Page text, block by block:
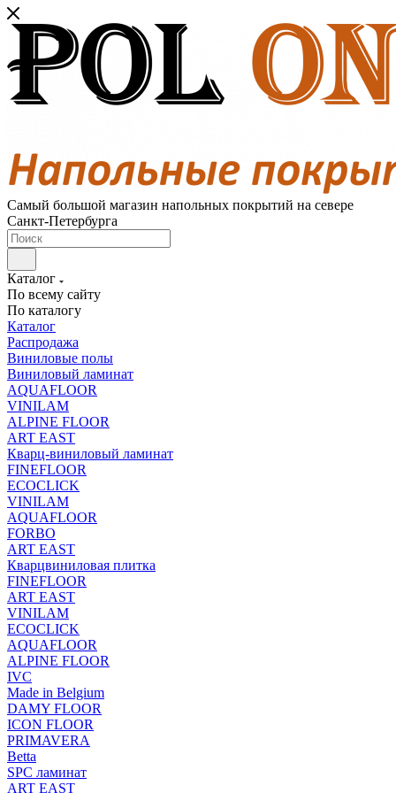
Самый большой магазин напольных покрытий на севере
Санкт-Петербурга
Каталог
По всему сайту
По каталогу
Каталог
Распродажа
Виниловые полы
Виниловый ламинат
AQUAFLOOR
VINILAM
ALPINE FLOOR
ART EAST
Кварц-виниловый ламинат
FINEFLOOR
ECOCLICK
VINILAM
AQUAFLOOR
FORBO
ART EAST
Кварцвиниловая плитка
FINEFLOOR
ART EAST
VINILAM
ECOCLICK
AQUAFLOOR
ALPINE FLOOR
IVC
Made in Belgium
DAMY FLOOR
ICON FLOOR
PRIMAVERA
Betta
SPC ламинат
ART EAST